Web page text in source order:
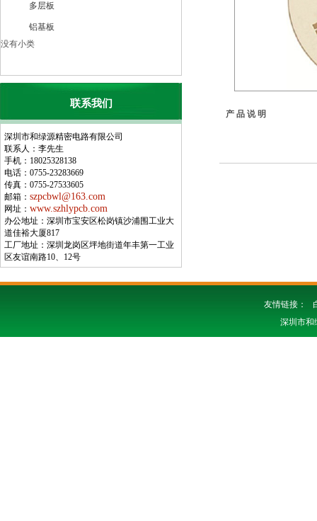
多层板
铝基板
没有小类
联系我们
深圳市和绿源精密电路有限公司
联系人：李先生
手机：18025328138
电话：0755-23283669
传真：0755-27533605
邮箱： szpcbwl@163.com
网址： www.szhlypcb.com
办公地址：深圳市宝安区松岗镇沙浦围工业大
道佳裕大厦817
工厂地址：深圳龙岗区坪地街道年丰第一工业
区友谊南路10、12号
产 品 说 明
友情链接：
深圳市和